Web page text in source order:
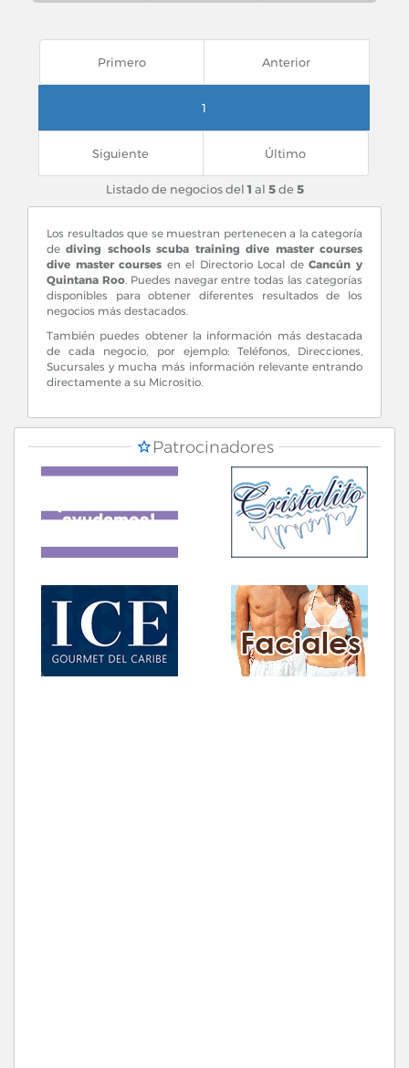
Primero Anterior
1
Siguiente Último
Listado de negocios del1 al 5de 5
Los resultados que se muestran pertenecen a la categoría
dediving schools scuba training dive master courses
dive master courses en el Directorio Local deCancún y
Quintana Roo. Puedes navegar entre todas las categorías
disponibles para obtener diferentes resultados de los
negocios más destacados.
También puedes obtener la información más destacada
de cada negocio, por ejemplo: Teléfonos, Direcciones,
Sucursales y mucha más información relevante entrando
directamente a su Micrositio.
Patrocinadores